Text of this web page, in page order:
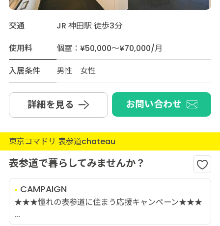
交通
JR 神田駅 徒歩3分
使用料
個室：¥50,000～¥70,000/月
入居条件
男性 女性
詳細を見る お問い合わせ
東京コマドリ 表参道chateau
表参道で暮らしてみませんか？
CAMPAIGN
★★★憧れの表参道に住まう応援キャンペーン★★★
...